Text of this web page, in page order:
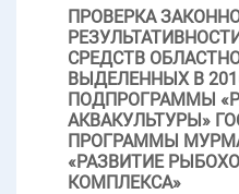
ПРОВЕРКА
СРЕДСТВ
ВЫДЕЛЕННЫХ В
ПОДПРОГРАММЫ
АКВАКУЛЬТУРЫ»
ПРОГРАММЫ
«РАЗВИТИЕ
КОМПЛЕКСА»